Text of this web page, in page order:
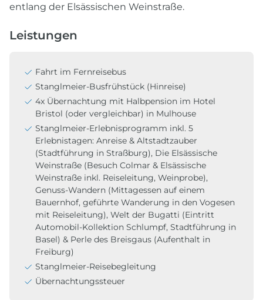
entlang der Elsässischen Weinstraße.
Leistungen
Fahrt im Fernreisebus
Stanglmeier-Busfrühstück (Hinreise)
4x Übernachtung mit Halbpension im Hotel
Bristol (oder vergleichbar) in Mulhouse
Stanglmeier-Erlebnisprogramm inkl. 5
Erlebnistagen: Anreise & Altstadtzauber
(Stadtführung in Straßburg), Die Elsässische
Weinstraße (Besuch Colmar & Elsässische
Weinstraße inkl. Reiseleitung, Weinprobe),
Genuss-Wandern (Mittagessen auf einem
Bauernhof, geführte Wanderung in den Vogesen
mit Reiseleitung), Welt der Bugatti (Eintritt
Automobil-Kollektion Schlumpf, Stadtführung in
Basel) & Perle des Breisgaus (Aufenthalt in
Freiburg)
Stanglmeier-Reisebegleitung
Übernachtungssteuer